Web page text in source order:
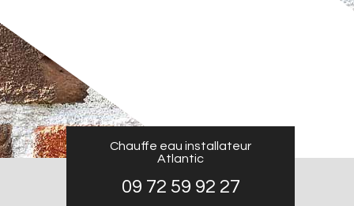
Chauffe eau installateur
Atlantic
09 72 59 92 27